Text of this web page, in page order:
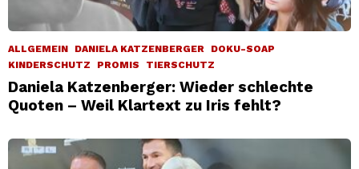
ALLGEMEIN DANIELA KATZENBERGER
DOKU-SOAP
KINDERSCHUTZ
PROMIS TIERSCHUTZ
Daniela Katzenberger: Wieder schlechte
Quoten – Weil Klartext zu Iris fehlt?